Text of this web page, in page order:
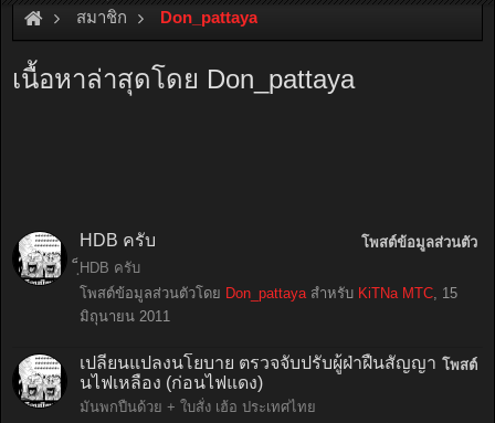
สมาชิก Don_pattaya
เนื้อหาล่าสุดโดย Don_pattaya
โพสต์ข้อมูลส่วนตัว
็ฺ็HDB ครับ
็ฺ็HDB ครับ
โพสต์ข้อมูลส่วนตัวโดย Don_pattayaสำหรับ KiTNa MTC, 15
มิถุนายน 2011
โพสต์
เปลี่ยนแปลงนโยบาย ตรวจจับปรับผู้ฝ่าฝืนสัญญา
นไฟเหลือง (ก่อนไฟแดง)
มันพกปืนด้วย + ใบสั่ง เฮ้อ ประเทศไทย